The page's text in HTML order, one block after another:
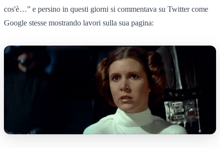
cos'è…” e persino in questi giorni si commentava su Twitter come
Google stesse mostrando lavori sulla sua pagina: